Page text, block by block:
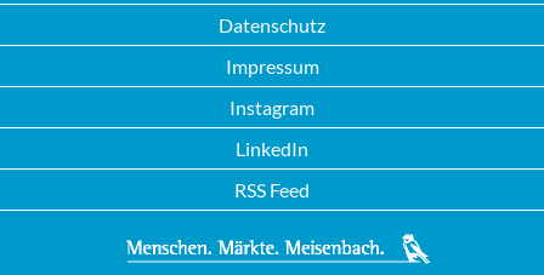
Datenschutz
Impressum
Instagram
LinkedIn
RSS Feed